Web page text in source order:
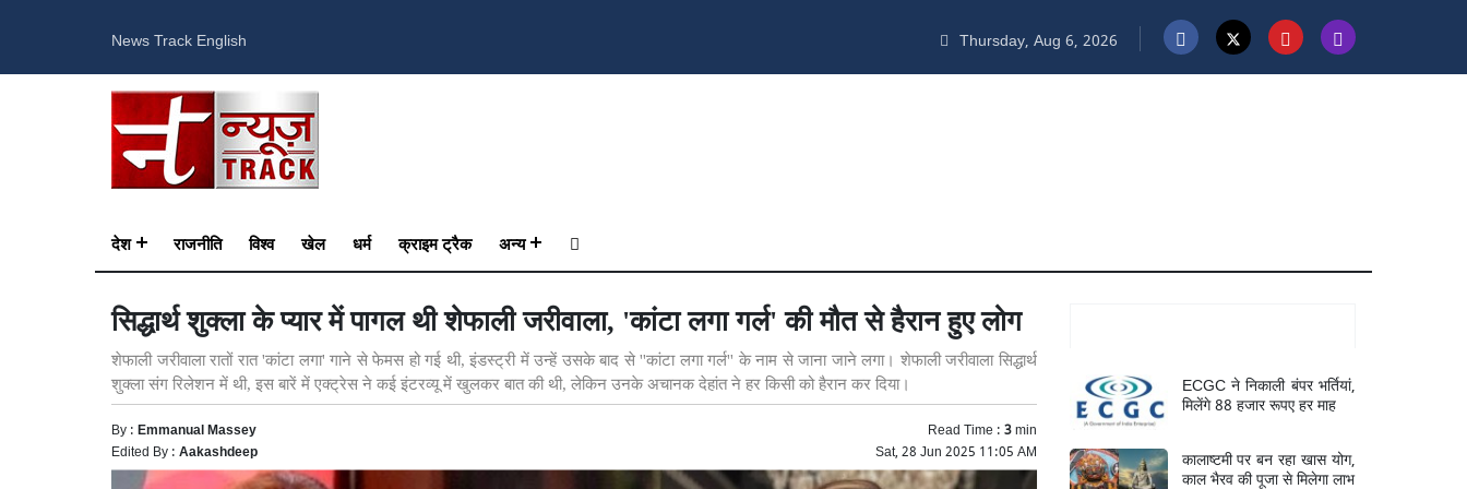
News Track English Thursday, Aug 6, 2026
देश राजनीति विश्व खेल धर्म क्राइम ट्रैक अन्य
सिद्धार्थ शुक्ला के प्यार में पागल थी शेफाली जरीवाला, 'कांटा लगा गर्ल' की मौत से हैरान हुए लोग
शेफाली जरीवाला रातों रात 'कांटा लगा' गाने से फेमस हो गई थी, इंडस्ट्री में उन्हें उसके बाद से ''कांटा लगा गर्ल'' के नाम से जाना जाने लगा। शेफाली जरीवाला सिद्धार्थ
शुक्ला संग रिलेशन में थी, इस बारें में एक्ट्रेस ने कई इंटरव्यू में खुलकर बात की थी, लेकिन उनके अचानक देहांत ने हर किसी को हैरान कर दिया।
By :Emmanual Massey Read Time :3min
Edited By :Aakashdeep Sat, 28 Jun 2025 11:05 AM
ECGC ने निकाली बंपर भर्तियां,
मिलेंगे 88 हजार रूपए हर माह
कालाष्टमी पर बन रहा खास योग,
काल भैरव की पूजा से मिलेगा लाभ